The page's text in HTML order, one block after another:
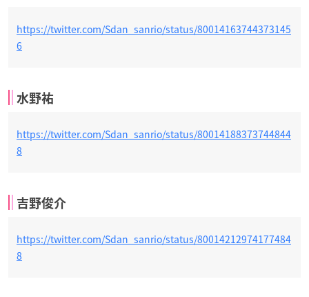
https://twitter.com/Sdan_sanrio/status/80014163744373145
6
水野祐
https://twitter.com/Sdan_sanrio/status/80014188373744844
8
吉野俊介
https://twitter.com/Sdan_sanrio/status/80014212974177484
8